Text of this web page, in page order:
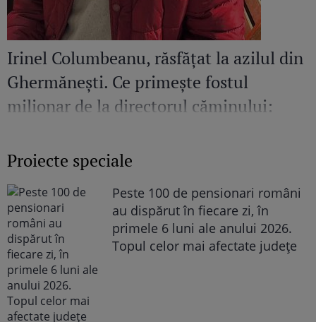
Irinel Columbeanu, răsfățat la azilul din
Ghermănești. Ce primește fostul
milionar de la directorul căminului:
Proiecte speciale
Peste 100 de pensionari români
au dispărut în fiecare zi, în
primele 6 luni ale anului 2026.
Topul celor mai afectate județe